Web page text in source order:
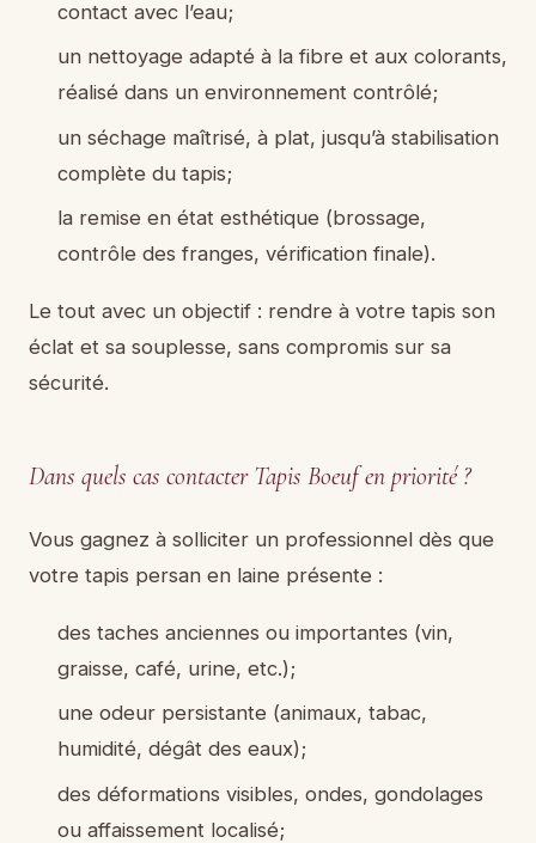
contact avec l’eau;
un nettoyage adapté à la fibre et aux colorants,
réalisé dans un environnement contrôlé;
un séchage maîtrisé, à plat, jusqu’à stabilisation
complète du tapis;
la remise en état esthétique (brossage,
contrôle des franges, vérification finale).
Le tout avec un objectif : rendre à votre tapis son
éclat et sa souplesse, sans compromis sur sa
sécurité.
Dans quels cas contacter Tapis Boeuf en priorité ?
Vous gagnez à solliciter un professionnel dès que
votre tapis persan en laine présente :
des taches anciennes ou importantes (vin,
graisse, café, urine, etc.);
une odeur persistante (animaux, tabac,
humidité, dégât des eaux);
des déformations visibles, ondes, gondolages
ou affaissement localisé;